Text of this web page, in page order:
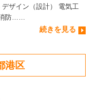
ザイン（設計） 電気工
防……
続きを見る
港区